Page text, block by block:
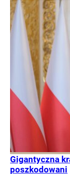
Gigantyczna
poszkodowani